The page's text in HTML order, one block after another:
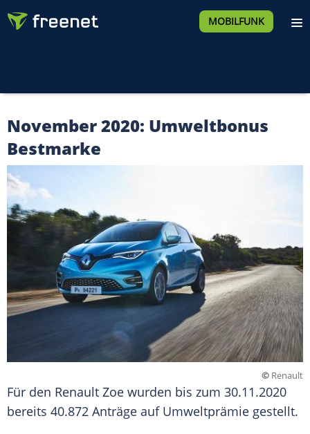
MOBILFUNK
November 2020: Umweltbonus
Bestmarke
© Renault
Für den Renault Zoe wurden bis zum 30.11.2020
bereits 40.872 Anträge auf Umweltprämie gestellt.